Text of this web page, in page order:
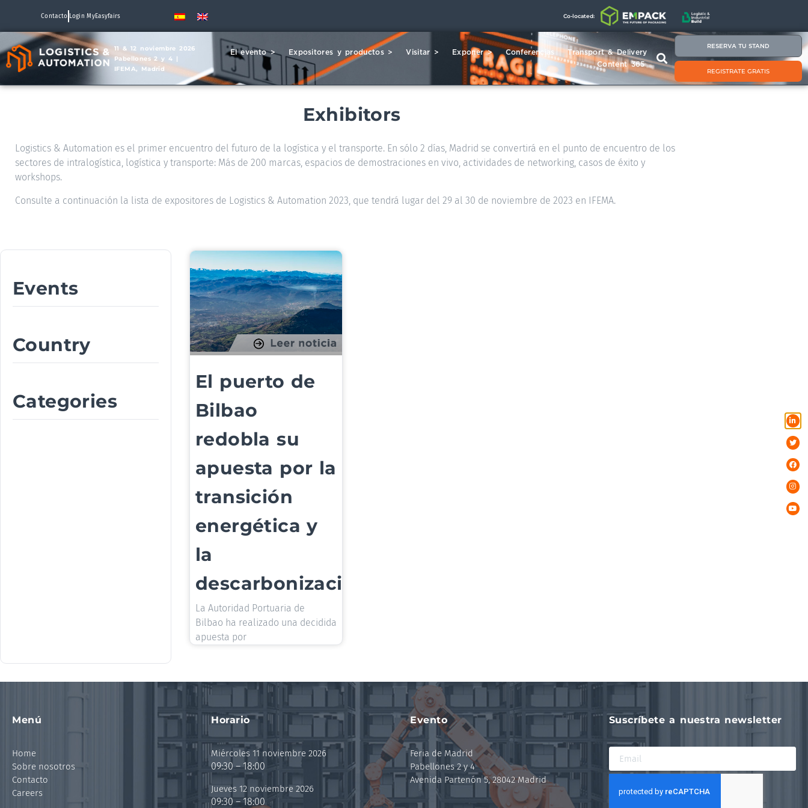
Contacto Login MyEasyfairs Co-located:
11 & 12 noviembre 2026
Pabellones 2 y 4 |
IFEMA, Madrid
El evento > Expositores y productos > Visitar > Exponer > Conferencias
Transport & Delivery
Content 365
RESERVA TU STAND
REGISTRATE GRATIS
Exhibitors
Logistics & Automation es el primer encuentro del futuro de la logística y el transporte. En sólo 2 días, Madrid se convertirá en el punto de encuentro de los
sectores de intralogística, logística y transporte: Más de 200 marcas, espacios de demostraciones en vivo, actividades de networking, casos de éxito y
workshops.
Consulte a continuación la lista de expositores de Logistics & Automation 2023, que tendrá lugar del 29 al 30 de noviembre de 2023 en IFEMA.
Events
Country
Categories
El puerto de
Bilbao
redobla su
apuesta por la
transición
energética y
la
descarbonización
La Autoridad Portuaria de
Bilbao ha realizado una decidida
apuesta por
Menú
Home
Sobre nosotros
Contacto
Careers
Horario
Miércoles 11 noviembre 2026
09:30 – 18:00
Jueves 12 noviembre 2026
09:30 – 18:00
Evento
Feria de Madrid
Pabellones 2 y 4
Avenida Partenón 5, 28042 Madrid
Suscríbete a nuestra newsletter